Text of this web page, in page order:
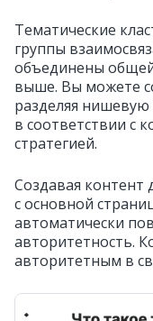
Тематические
группы
объединены
выше. Вы можете
разделяя
в соответствии с
стратегией.
Создавая контент
с основной
автоматически
авторитетность.
авторитетным в